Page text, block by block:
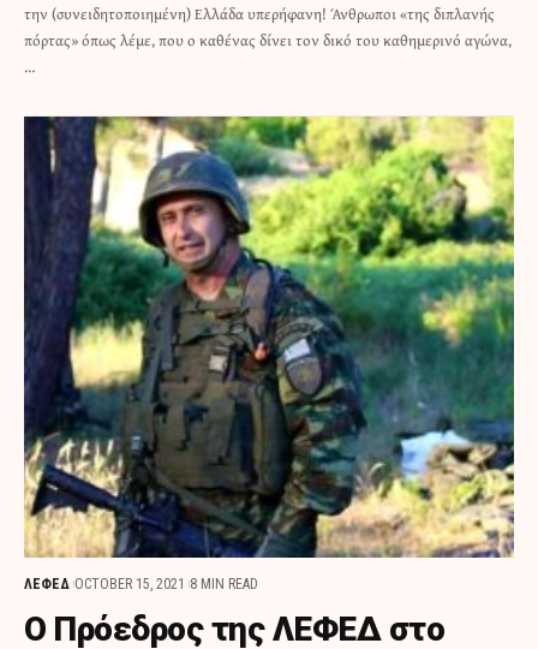
την (συνειδητοποιημένη) Ελλάδα υπερήφανη! Άνθρωποι «της διπλανής
πόρτας» όπως λέμε, που ο καθένας δίνει τον δικό του καθημερινό αγώνα,
…
ΛΕΦΕΔ OCTOBER 15, 2021 8 MIN READ
Ο Πρόεδρος της ΛΕΦΕΔ στο